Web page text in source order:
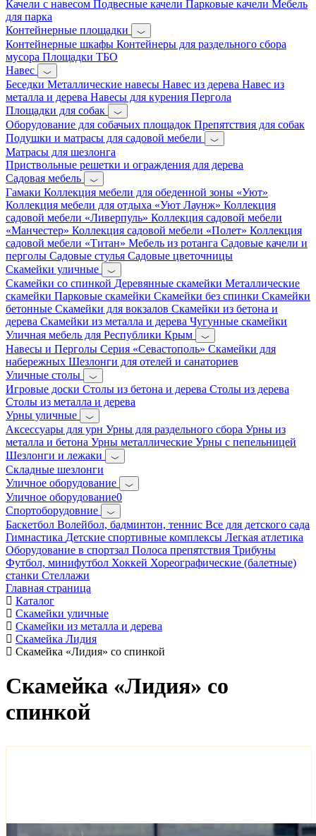
Качели с навесом Подвесные качели Парковые качели Мебель
для парка
Контейнерные площадки
Контейнерные шкафы Контейнеры для раздельного сбора
мусора Площадки ТБО
Навес
Беседки Металлические навесы Навес из дерева Навес из
металла и дерева Навесы для курения Пергола
Площадки для собак
Оборудование для собачьих площадок Препятствия для собак
Подушки и матрасы для садовой мебели
Матрасы для шезлонга
Приствольные решетки и ограждения для дерева
Садовая мебель
Гамаки Коллекция мебели для обеденной зоны «Уют»
Коллекция мебели для отдыха «Уют Лаунж» Коллекция
садовой мебели «Ливерпуль» Коллекция садовой мебели
«Манчестер» Коллекция садовой мебели «Полет» Коллекция
садовой мебели «Титан» Мебель из ротанга Садовые качели и
перголы Садовые стулья Садовые цветочницы
Скамейки уличные
Скамейки со спинкой Деревянные скамейки Металлические
скамейки Парковые скамейки Скамейки без спинки Скамейки
бетонные Скамейки для вокзалов Скамейки из бетона и
дерева Скамейки из металла и дерева Чугунные скамейки
Уличная мебель для Республики Крым
Навесы и Перголы Серия «Севастополь» Скамейки для
набережных Шезлонги для отелей и санаториев
Уличные столы
Игровые доски Столы из бетона и дерева Столы из дерева
Столы из металла и дерева
Урны уличные
Аксессуары для урн Урны для раздельного сбора Урны из
металла и бетона Урны металлические Урны с пепельницей
Шезлонги и лежаки
Складные шезлонги
Уличное оборудование
Уличное оборудование0
Спортоборудовние
Баскетбол Волейбол, бадминтон, теннис Все для детского сада
Гимнастика Детские спортивные комплексы Легкая атлетика
Оборудование в спортзал Полоса препятствия Трибуны
Футбол, минифутбол Хоккей Хореографические (балетные)
станки Стеллажи
Главная страница
Каталог
Скамейки уличные
Скамейки из металла и дерева
Скамейка Лидия
Скамейка «Лидия» со спинкой
Скамейка «Лидия» со
спинкой